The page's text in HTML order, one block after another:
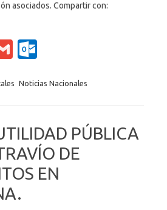
asociados. Compartir con:
G
ail lo
k.
c
o
m
Noticias Nacionales
PÚBLICA
DE
EN